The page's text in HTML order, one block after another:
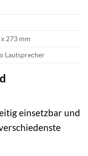
273 mm
Lautsprecher
einsetzbar und